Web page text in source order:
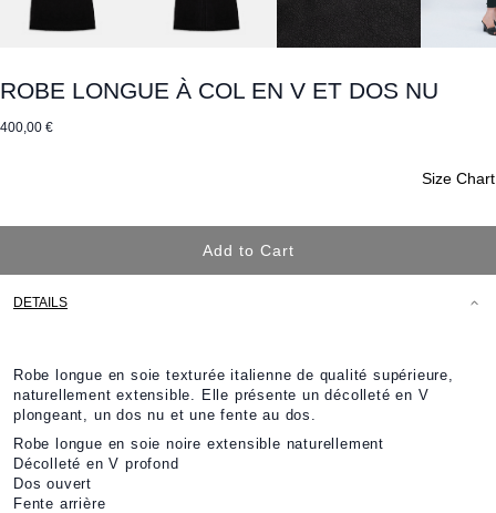
ROBE LONGUE À COL EN V ET DOS NU
400,00 €
Size Chart
Add to Cart
DETAILS
Robe longue en soie texturée italienne de qualité supérieure,
naturellement extensible. Elle présente un décolleté en V
plongeant, un dos nu et une fente au dos.
Robe longue en soie noire extensible naturellement
Décolleté en V profond
Dos ouvert
Fente arrière